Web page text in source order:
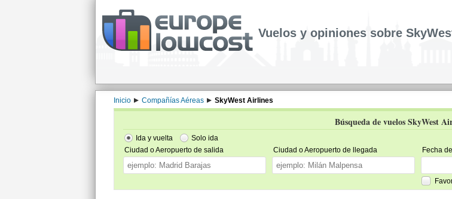
Vuelos y opiniones sobre
Inicio Compañías Aéreas SkyWest Airlines
Búsqueda de vuelos SkyWest
Ida y vuelta
Solo ida
Ciudad o Aeropuerto de salida
Ciudad o Aeropuerto de llegada Fecha